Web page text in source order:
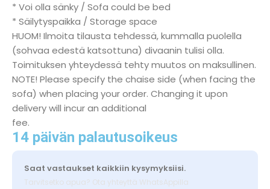
* Voi olla sänky / Sofa could be bed
* Säilytyspaikka / Storage space
HUOM! Ilmoita tilausta tehdessä, kummalla puolella
(sohvaa edestä katsottuna) divaanin tulisi olla.
Toimituksen yhteydessä tehty muutos on maksullinen.
NOTE! Please specify the chaise side (when facing the
sofa) when placing your order. Changing it upon
delivery will incur an additional
fee.
14 päivän palautusoikeus
Saat vastaukset kaikkiin kysymyksiisi.
Tarvitsetko apua? Ota yhteyttä WhatsAppilla